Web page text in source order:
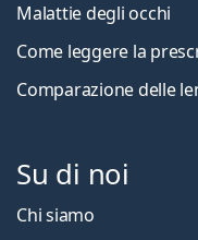
Malattie degli occhi
Come leggere la
Comparazione delle
Su di noi
Chi siamo